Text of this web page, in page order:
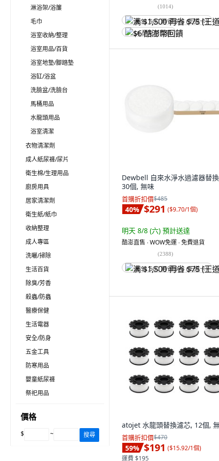
淋浴架/浴簾
毛巾
浴室收納/整理
浴室用品/百貨
浴室地墊/腳踏墊
浴缸/浴盆
洗臉盆/洗臉台
馬桶用品
水龍頭用品
浴室清潔
衣物清潔劑
成人紙尿褲/尿片
衛生棉/生理用品
廚房用具
居家清潔劑
衛生紙/紙巾
收納整理
成人專區
洗曬/掃除
生活百貨
除臭/芳香
殺蟲/防蟲
醫療保健
生活電器
安全/防身
五金工具
防寒用品
嬰童紙尿褲
祭祀用品
價格
$ ~ 搜尋
(1014)
满 $1,500 再省 $75 (王道卡)
$6 酷澎幣回饋
Dewbell 自來水淨水過濾器替
30個, 無味
首購折扣價$485
40% $291 ($9.70/1個)
明天 8/8 (六) 預計送達
酷澎直售 ∙ WOW免運 ∙ 免費退貨
(2388)
满 $1,500 再省 $75 (王道卡)
atojet 水龍頭替換濾芯, 12個,
首購折扣價$470
59% $191 ($15.92/1個)
運費 $195